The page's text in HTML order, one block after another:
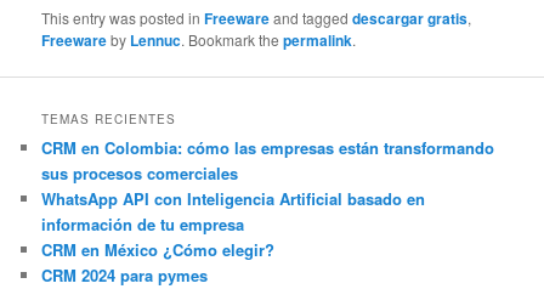
This entry was posted inFreewareand taggeddescargar gratis,
Freewareby Lennuc. Bookmark thepermalink.
TEMAS RECIENTES
CRM en Colombia: cómo las empresas están transformando
sus procesos comerciales
WhatsApp API con Inteligencia Artificial basado en
información de tu empresa
CRM en México ¿Cómo elegir?
CRM 2024 para pymes